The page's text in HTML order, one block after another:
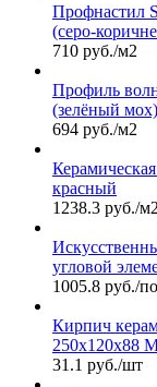
Профнастил
(серо-
710 руб./м2
Профиль
(зелёный
694 руб./м2
красный
1238.3 руб./м2
угловой
1005.8 руб./
Кирпич
250х120х88
31.1 руб./шт